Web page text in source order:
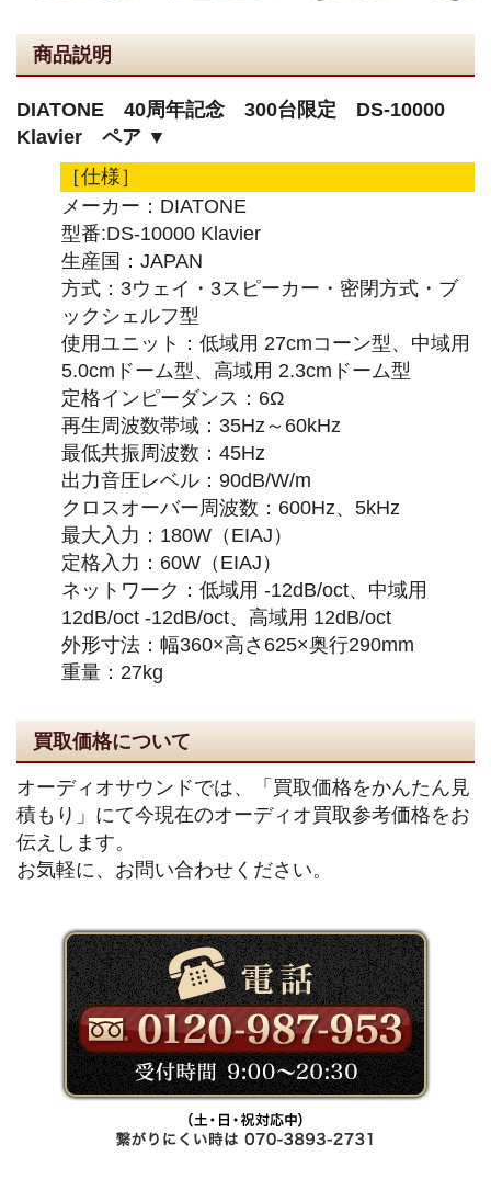
商品説明
DIATONE 40周年記念 300台限定 DS-10000
Klavier ペア ▼
［仕様］
メーカー：DIATONE
型番:DS-10000 Klavier
生産国：JAPAN
方式：3ウェイ・3スピーカー・密閉方式・ブ
ックシェルフ型
使用ユニット：低域用 27cmコーン型、中域用
5.0cmドーム型、高域用 2.3cmドーム型
定格インピーダンス：6Ω
再生周波数帯域：35Hz～60kHz
最低共振周波数：45Hz
出力音圧レベル：90dB/W/m
クロスオーバー周波数：600Hz、5kHz
最大入力：180W（EIAJ）
定格入力：60W（EIAJ）
ネットワーク：低域用 -12dB/oct、中域用
12dB/oct -12dB/oct、高域用 12dB/oct
外形寸法：幅360×高さ625×奥行290mm
重量：27kg
買取価格について
オーディオサウンドでは、「買取価格をかんたん見
積もり」にて今現在のオーディオ買取参考価格をお
伝えします。
お気軽に、お問い合わせください。